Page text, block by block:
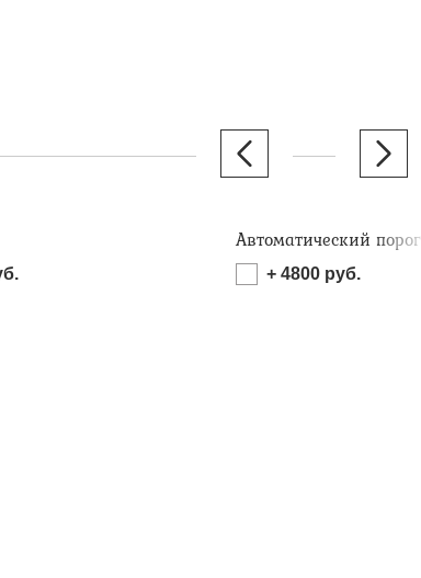
Автоматический порог
+ 4800 руб.